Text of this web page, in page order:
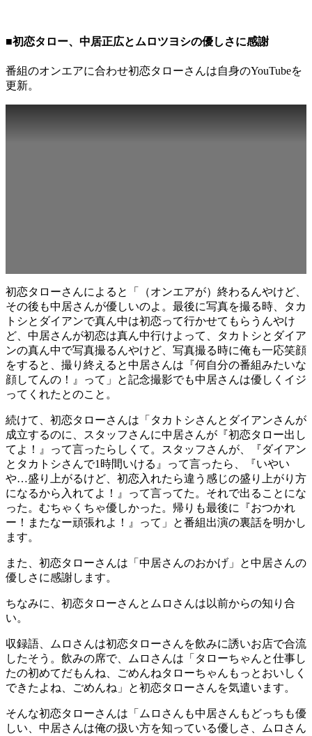
■初恋タロー、中居正広とムロツヨシの優しさに感謝
番組のオンエアに合わせ初恋タローさんは自身のYouTubeを
更新。
初恋タローさんによると「（オンエアが）終わるんやけど、
その後も中居さんが優しいのよ。最後に写真を撮る時、タカ
トシとダイアンで真ん中は初恋って行かせてもらうんやけ
ど、中居さんが初恋は真ん中行けよって、タカトシとダイア
ンの真ん中で写真撮るんやけど、写真撮る時に俺も一応笑顔
をすると、撮り終えると中居さんは『何自分の番組みたいな
顔してんの！』って」と記念撮影でも中居さんは優しくイジ
ってくれたとのこと。
続けて、初恋タローさんは「タカトシさんとダイアンさんが
成立するのに、スタッフさんに中居さんが『初恋タロー出し
てよ！』って言ったらしくて。スタッフさんが、『ダイアン
とタカトシさんで1時間いける』って言ったら、『いやい
や…盛り上がるけど、初恋入れたら違う感じの盛り上がり方
になるから入れてよ！』って言ってた。それで出ることにな
った。むちゃくちゃ優しかった。帰りも最後に『おつかれ
ー！またなー頑張れよ！』って」と番組出演の裏話を明かし
ます。
また、初恋タローさんは「中居さんのおかげ」と中居さんの
優しさに感謝します。
ちなみに、初恋タローさんとムロさんは以前からの知り合
い。
収録語、ムロさんは初恋タローさんを飲みに誘いお店で合流
したそう。飲みの席で、ムロさんは「タローちゃんと仕事し
たの初めてだもんね、ごめんねタローちゃんもっとおいしく
できたよね、ごめんね」と初恋タローさんを気遣います。
そんな初恋タローさんは「ムロさんも中居さんもどっちも優
しい、中居さんは俺の扱い方を知っている優しさ、ムロさん